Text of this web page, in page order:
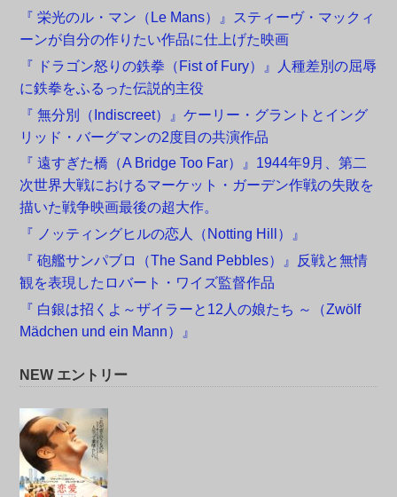
『 栄光のル・マン（Le Mans）』スティーヴ・マックィ
ーンが自分の作りたい作品に仕上げた映画
『 ドラゴン怒りの鉄拳（Fist of Fury）』人種差別の屈辱
に鉄拳をふるった伝説的主役
『 無分別（Indiscreet）』ケーリー・グラントとイング
リッド・バーグマンの2度目の共演作品
『 遠すぎた橋（A Bridge Too Far）』1944年9月、第二
次世界大戦におけるマーケット・ガーデン作戦の失敗を
描いた戦争映画最後の超大作。
『 ノッティングヒルの恋人（Notting Hill）』
『 砲艦サンパブロ（The Sand Pebbles）』反戦と無情
観を表現したロバート・ワイズ監督作品
『 白銀は招くよ～ザイラーと12人の娘たち ～（Zwölf
Mädchen und ein Mann）』
NEW エントリー